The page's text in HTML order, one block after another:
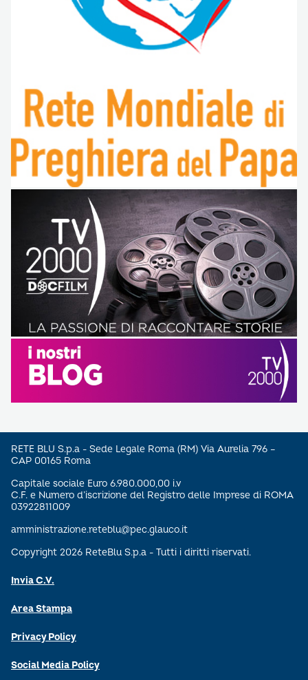
RETE BLU S.p.a - Sede Legale Roma (RM) Via Aurelia 796 –
CAP 00165 Roma
Capitale sociale Euro 6.980.000,00 i.v
C.F. e Numero d’iscrizione del Registro delle Imprese di ROMA
03922811009
amministrazione.reteblu@pec.glauco.it
Copyright 2026 ReteBlu S.p.a - Tutti i diritti riservati.
Invia C.V.
Area Stampa
Privacy Policy
Social Media Policy